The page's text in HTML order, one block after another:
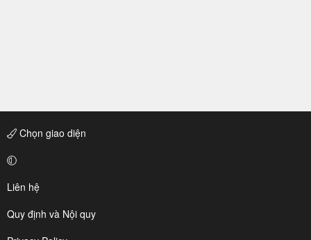
Chọn giao diện
Liên hệ
Quy định và Nội quy